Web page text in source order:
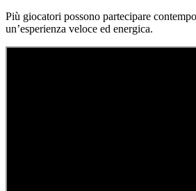
Più giocatori possono partecipare
un’esperienza veloce ed energica.